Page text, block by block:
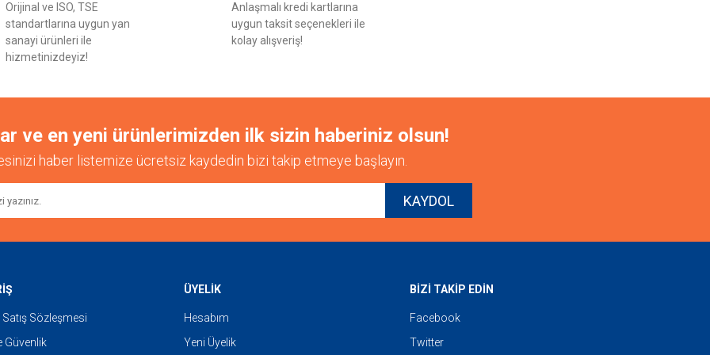
Gönder
Orijinal ve ISO, TSE
standartlarına uygun yan
sanayi ürünleri ile
hizmetinizdeyiz!
Anlaşmalı kredi kartlarına
uygun taksit seçenekleri ile
kolay alışveriş!
ve en yeni ürünlerimizden ilk sizin haberiniz olsun!
haber listemize ücretsiz kaydedin bizi takip etmeye başlayın.
KAYDOL
Sözleşmesi
Güvenlik
ÜYELİK
Hesabım
Yeni Üyelik
BİZİ TAKİP EDİN
Facebook
Twitter